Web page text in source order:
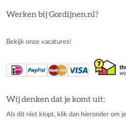
Werken bij Gordijnen.nl?
Bekijk onze vacatures!
Wij denken dat je komt uit:
Als dit niet klopt, klik dan hieronder om